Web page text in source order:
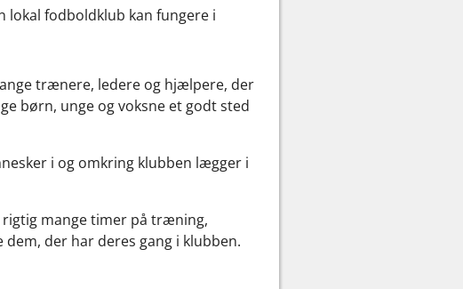
lokal fodboldklub kan fungere i
trænere, ledere og hjælpere, der
børn, unge og voksne et godt sted
i og omkring klubben lægger i
rigtig mange timer på træning,
der har deres gang i klubben.